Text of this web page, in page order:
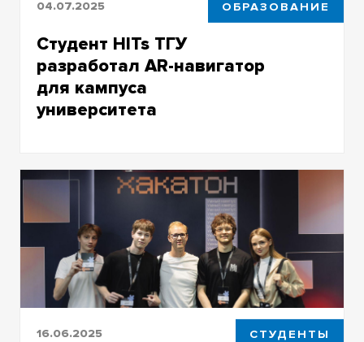
04.07.2025 ОБРАЗОВАНИЕ
Студент HITs ТГУ
разработал AR-навигатор
для кампуса
университета
станет комфортнее передвигаться по
16.06.2025 СТУДЕНТЫ